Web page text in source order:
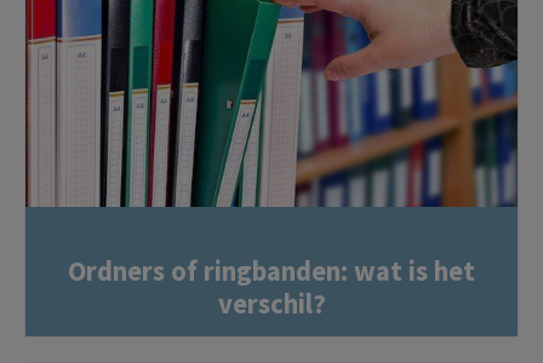
Ordners of ringbanden: wat is het
verschil?